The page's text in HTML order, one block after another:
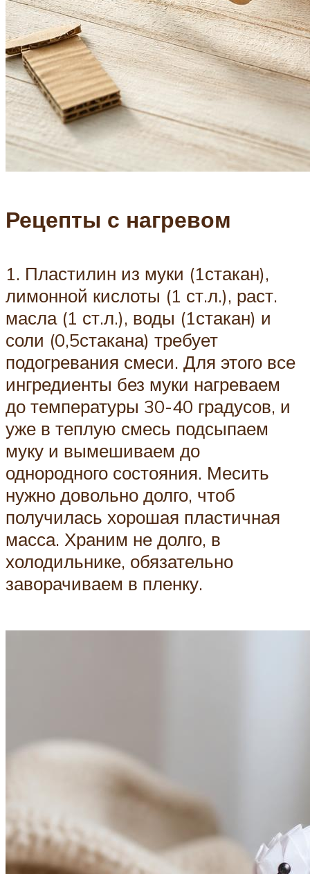
Рецепты с нагревом
1. Пластилин из муки (1стакан),
лимонной кислоты (1 ст.л.), раст.
масла (1 ст.л.), воды (1стакан) и
соли (0,5стакана) требует
подогревания смеси. Для этого все
ингредиенты без муки нагреваем
до температуры 30-40 градусов, и
уже в теплую смесь подсыпаем
муку и вымешиваем до
однородного состояния. Месить
нужно довольно долго, чтоб
получилась хорошая пластичная
масса. Храним не долго, в
холодильнике, обязательно
заворачиваем в пленку.